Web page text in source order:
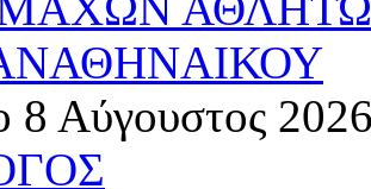
8 Αύγουστος